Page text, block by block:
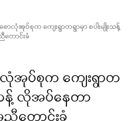
စောလုံအုပ်စုက ကျေးရွာတရွာမှာ စပါးမျိုးသန့်
ောင်းခံ
လုံအုပ်စုက ကျေးရွာတ
သန့် လိုအပ်နေတာ